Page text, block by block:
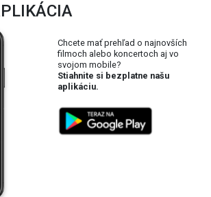
Chcete mať prehľad o najnovších
filmoch alebo koncertoch aj vo
svojom mobile?
Stiahnite si bezplatne našu
aplikáciu.